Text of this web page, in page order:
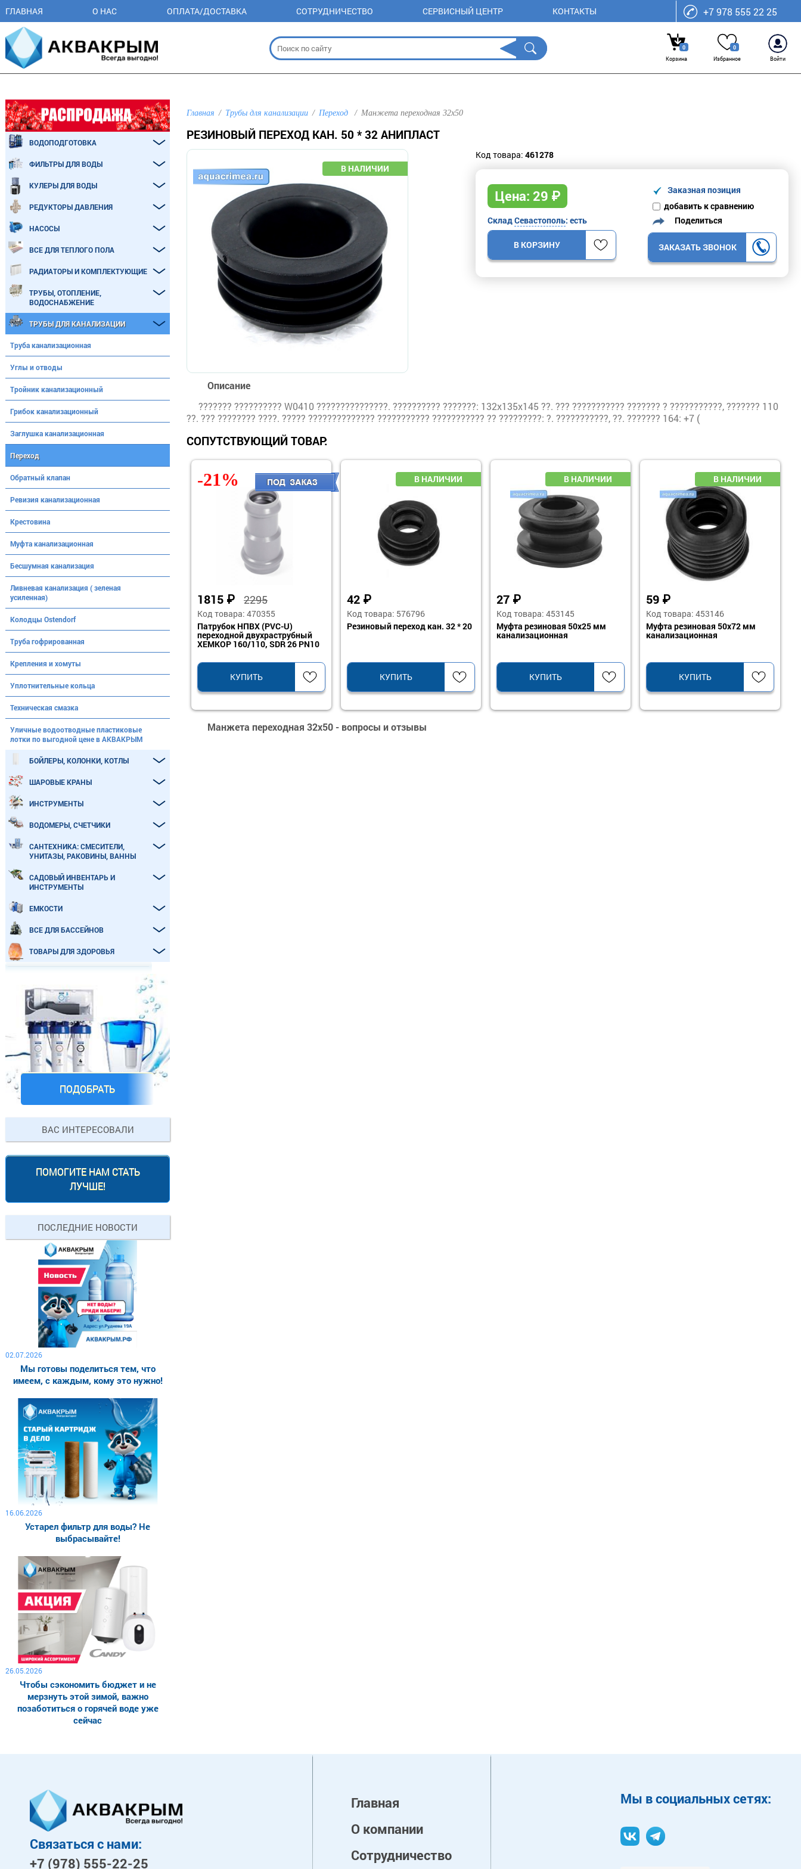
ГЛАВНАЯ О НАС ОПЛАТА/ДОСТАВКА СОТРУДНИЧЕСТВО СЕРВИСНЫЙ ЦЕНТР КОНТАКТЫ +7 978 555 22 25
0
Корзина
0
Избранное
Войти
Главная Трубы для канализации Переход Манжета переходная 32х50
РЕЗИНОВЫЙ ПЕРЕХОД КАН. 50 * 32 АНИПЛАСТ
Код товара: 461278
Цена: 29 ₽
Заказная позиция
добавить к сравнению
СкладСевастополь: есть
В КОРЗИНУ
Поделиться
ЗАКАЗАТЬ ЗВОНОК
Описание
??????? ?????????? W0410 ???????????????. ?????????? ???????: 132x135x145 ??. ??? ??????????? ??????? ? ???????????, ??????? 110
??. ??? ???????? ????. ????? ?????????????? ??????????? ??????????? ?? ?????????: ?. ???????????, ??. ??????? 164: +7 (
СОПУТСТВУЮЩИЙ ТОВАР:
1815 ₽ 2295
Код товара: 470355
Патрубок НПВХ (PVC-U)
переходной двухраструбный
ХЕМКОР 160/110, SDR 26 PN10
КУПИТЬ
-21%
42 ₽
Код товара: 576796
Резиновый переход кан. 32 * 20
КУПИТЬ
27 ₽
Код товара: 453145
Муфта резиновая 50х25 мм
канализационная
КУПИТЬ
59 ₽
Код товара: 453146
Муфта резиновая 50х72 мм
канализационная
КУПИТЬ
Манжета переходная 32х50 - вопросы и отзывы
ВОДОПОДГОТОВКА
ФИЛЬТРЫ ДЛЯ ВОДЫ
КУЛЕРЫ ДЛЯ ВОДЫ
РЕДУКТОРЫ ДАВЛЕНИЯ
НАСОСЫ
ВСЕ ДЛЯ ТЕПЛОГО ПОЛА
РАДИАТОРЫ И КОМПЛЕКТУЮЩИЕ
ТРУБЫ, ОТОПЛЕНИЕ,
ВОДОСНАБЖЕНИЕ
ТРУБЫ ДЛЯ КАНАЛИЗАЦИИ
Труба канализационная
Углы и отводы
Тройник канализационный
Грибок канализационный
Заглушка канализационная
Переход
Обратный клапан
Ревизия канализационная
Крестовина
Муфта канализационная
Бесшумная канализация
Ливневая канализация ( зеленая
усиленная)
Колодцы Ostendorf
Труба гофрированная
Крепления и хомуты
Уплотнительные кольца
Техническая смазка
Уличные водоотводные пластиковые
лотки по выгодной цене в АКВАКРЫМ
БОЙЛЕРЫ, КОЛОНКИ, КОТЛЫ
ШАРОВЫЕ КРАНЫ
ИНСТРУМЕНТЫ
ВОДОМЕРЫ, СЧЕТЧИКИ
САНТЕХНИКА: СМЕСИТЕЛИ,
УНИТАЗЫ, РАКОВИНЫ, ВАННЫ
САДОВЫЙ ИНВЕНТАРЬ И
ИНСТРУМЕНТЫ
ЕМКОСТИ
ВСЕ ДЛЯ БАССЕЙНОВ
ТОВАРЫ ДЛЯ ЗДОРОВЬЯ
ПОДОБРАТЬ
ВАС ИНТЕРЕСОВАЛИ
ПОМОГИТЕ НАМ СТАТЬ
ЛУЧШЕ!
ПОСЛЕДНИЕ НОВОСТИ
02.07.2026
Мы готовы поделиться тем, что
имеем, с каждым, кому это нужно!
16.06.2026
Устарел фильтр для воды? Не
выбрасывайте!
26.05.2026
Чтобы сэкономить бюджет и не
мерзнуть этой зимой, важно
позаботиться о горячей воде уже
сейчас
Связаться с нами:
+7 (978) 555-22-25
Главная
О компании
Сотрудничество
Mы в социальных сетях: